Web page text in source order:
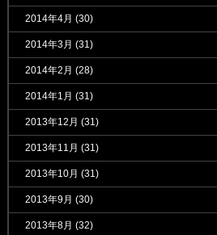
2014年4月 (30)
2014年3月 (31)
2014年2月 (28)
2014年1月 (31)
2013年12月 (31)
2013年11月 (31)
2013年10月 (31)
2013年9月 (30)
2013年8月 (32)